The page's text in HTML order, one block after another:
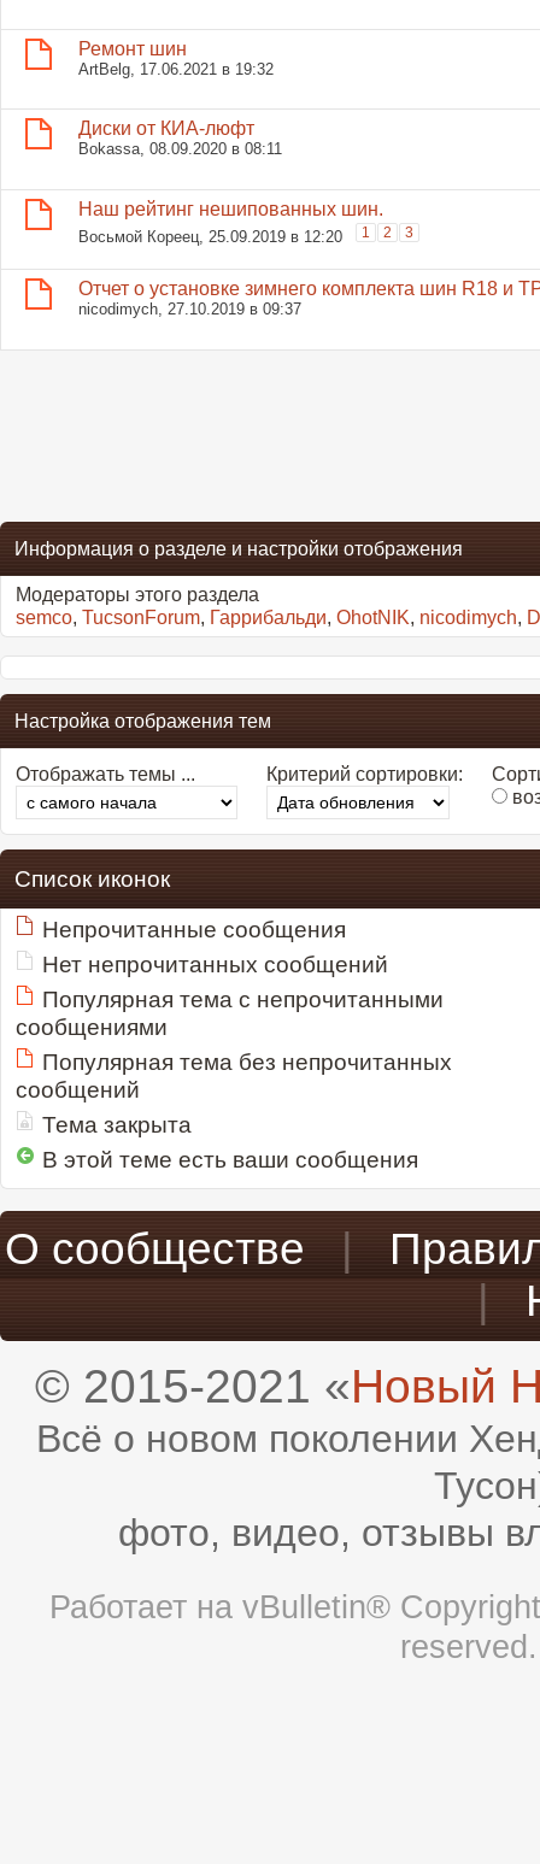
Ремонт шин
ArtBelg , 17.06.2021 в 19:32
Диски от КИА-люфт
Bokassa, 08.09.2020 в 08:11
Наш рейтинг нешипованных шин.
Восьмой Кореец , 25.09.2019 в 12:20 1 2 3
Отчет о установке зимнего комплекта шин R18 и
nicodimych, 27.10.2019 в 09:37
Информация о разделе и настройки отображения
Модераторы этого раздела
semco, TucsonForum, Гаррибальди, OhotNIK, nicodimych,
Настройка отображения тем
Отображать темы ... Критерий сортировки:
Список иконок
Непрочитанные сообщения
Нет непрочитанных сообщений
Популярная тема с непрочитанными
сообщениями
Популярная тема без непрочитанных
сообщений
Тема закрыта
В этой теме есть ваши сообщения
О сообществе
© 2015-2021 «Новый
Всё о новом поколении
фото, видео, отзывы
Работает на vBulletin®